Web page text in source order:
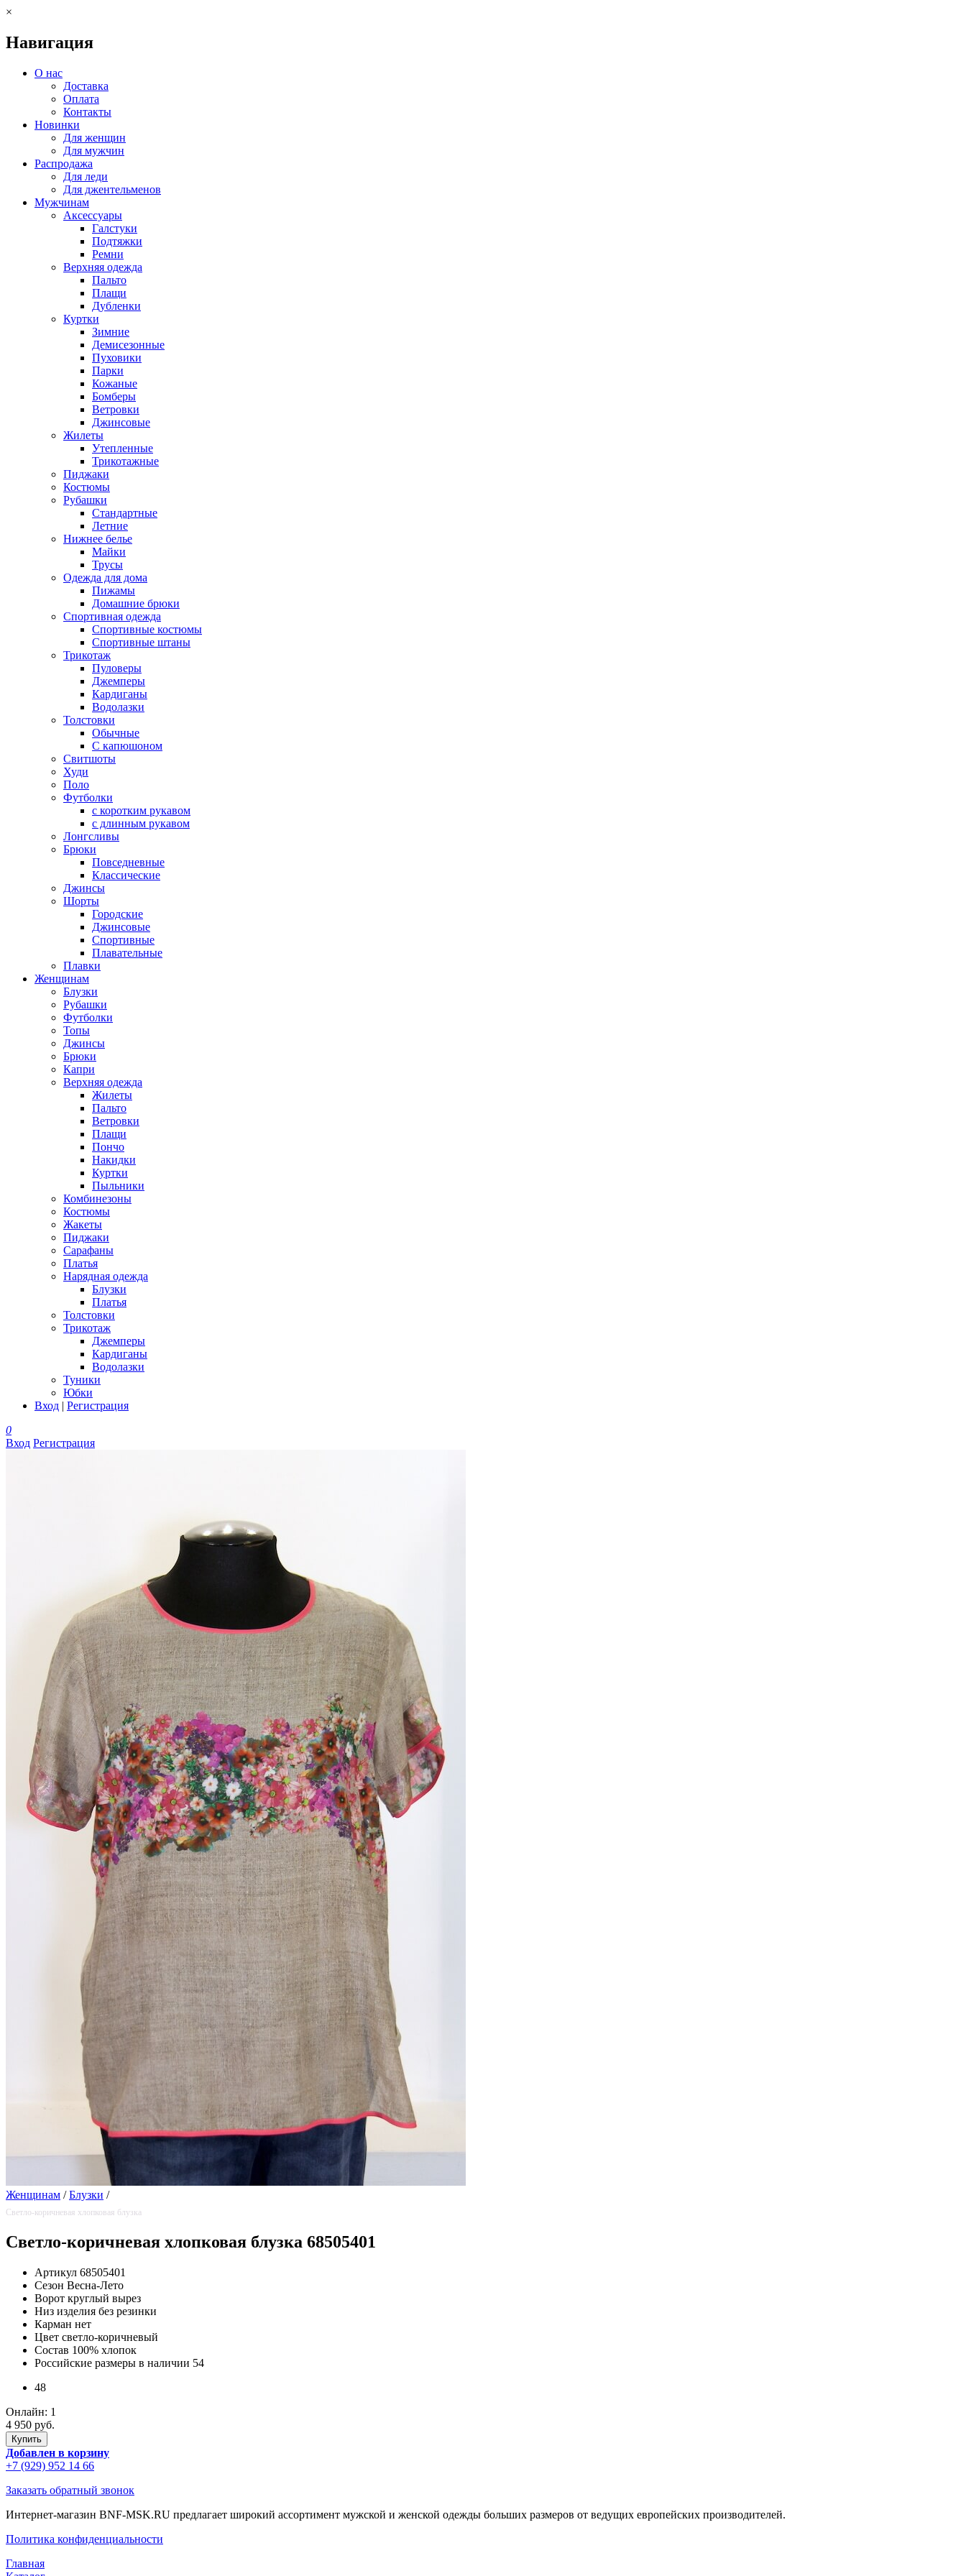
×
Навигация
О нас
Доставка
Оплата
Контакты
Новинки
Для женщин
Для мужчин
Распродажа
Для леди
Для джентельменов
Мужчинам
Аксессуары
Галстуки
Подтяжки
Ремни
Верхняя одежда
Пальто
Плащи
Дубленки
Куртки
Зимние
Демисезонные
Пуховики
Парки
Кожаные
Бомберы
Ветровки
Джинсовые
Жилеты
Утепленные
Трикотажные
Пиджаки
Костюмы
Рубашки
Стандартные
Летние
Нижнее белье
Майки
Трусы
Одежда для дома
Пижамы
Домашние брюки
Спортивная одежда
Спортивные костюмы
Спортивные штаны
Трикотаж
Пуловеры
Джемперы
Кардиганы
Водолазки
Толстовки
Обычные
С капюшоном
Свитшоты
Худи
Поло
Футболки
с коротким рукавом
с длинным рукавом
Лонгсливы
Брюки
Повседневные
Классические
Джинсы
Шорты
Городские
Джинсовые
Спортивные
Плавательные
Плавки
Женщинам
Блузки
Рубашки
Футболки
Топы
Джинсы
Брюки
Капри
Верхняя одежда
Жилеты
Пальто
Ветровки
Плащи
Пончо
Накидки
Куртки
Пыльники
Комбинезоны
Костюмы
Жакеты
Пиджаки
Сарафаны
Платья
Нарядная одежда
Блузки
Платья
Толстовки
Трикотаж
Джемперы
Кардиганы
Водолазки
Туники
Юбки
Вход | Регистрация
0
Вход Регистрация
Женщинам / Блузки /
Светло-коричневая хлопковая блузка
Светло-коричневая хлопковая блузка 68505401
Артикул 68505401
Сезон Весна-Лето
Ворот круглый вырез
Низ изделия без резинки
Карман нет
Цвет светло-коричневый
Состав 100% хлопок
Российские размеры в наличии 54
48
Онлайн: 1
4 950 руб.
Добавлен в корзину
+7 (929) 952 14 66
Заказать обратный звонок
Интернет-магазин BNF-MSK.RU предлагает широкий ассортимент мужской и женской одежды больших размеров от ведущих европейских производителей.
Политика конфиденциальности
Главная